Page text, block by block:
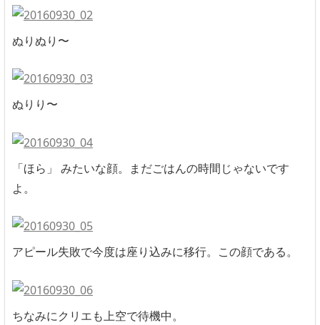
ぬりぬり〜
ぬりり〜
「ほら」 みたいな顔。まだごはんの時間じゃないです
よ。
アピール失敗で今度は座り込みに移行。この顔である。
ちなみにクリエも上空で待機中。